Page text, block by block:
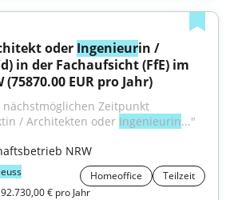
oder Ingenieur
in der Fachaufsicht (FfE) im
EUR pro Jahr)
nächst­möglichen Zeitpunkt
/ Architekten oder Ingenieurin..."
NRW
Homeoffice
Teilzeit
€ pro Jahr